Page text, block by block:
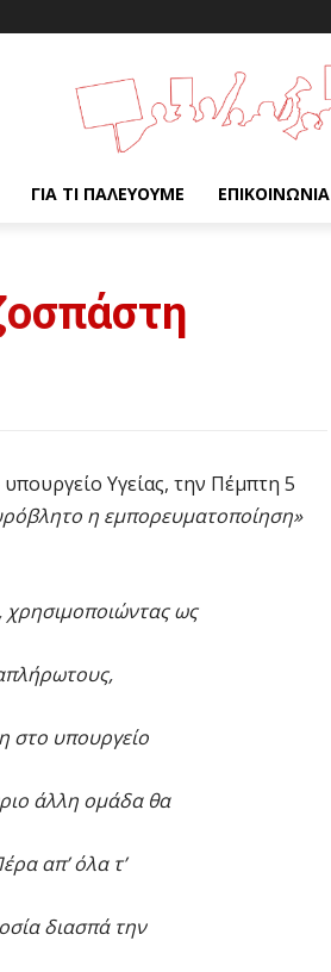
ΓΙΑ ΤΙ ΠΑΛΕΎΟΥΜΕ ΕΠΙΚΟΙΝΩΝΊΑ
Υγείας, την Πέμπτη 5
η εμπορευματοποίηση»
χρησιμοποιώντας ως
στο υπουργείο
άλλη ομάδα θα
απ’ όλα τ’
διασπά την